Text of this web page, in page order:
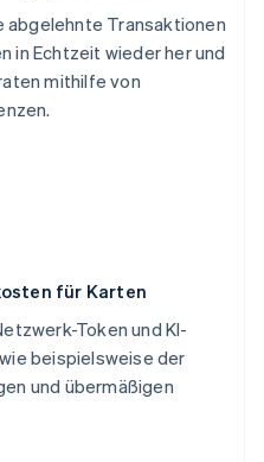
abgelehnte Transaktionen
in Echtzeit wieder her und
mithilfe von
für Karten
Token und KI-
beispielsweise der
und übermäßigen